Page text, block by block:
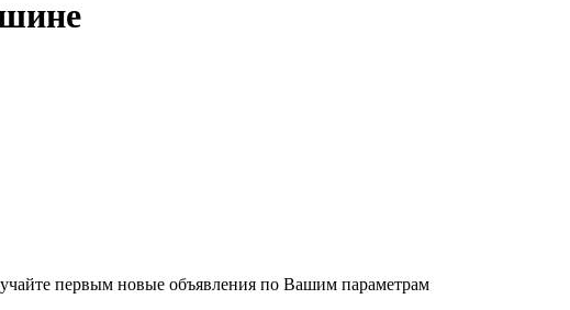
первым новые объявления по Вашим параметрам